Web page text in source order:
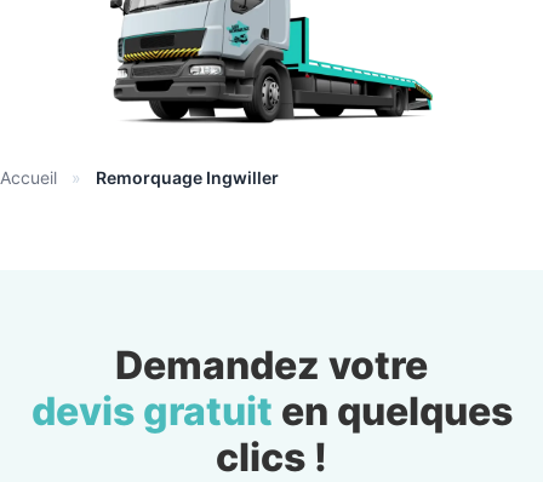
Accueil » Remorquage Ingwiller
Demandez votre
devis gratuit en quelques
clics !